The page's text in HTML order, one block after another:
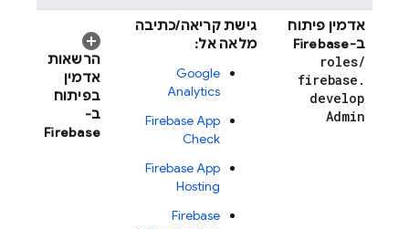
אדמין פיתוח
ב-Firebase
roles/
firebase .
develop
Admin
גישת קריאה/כתיבה
מלאה אל:
Google
Analytics
Firebase App
Check
Firebase App
Hosting
Firebase
הרשאות
אדמין
בפיתוח
ב-
Firebase